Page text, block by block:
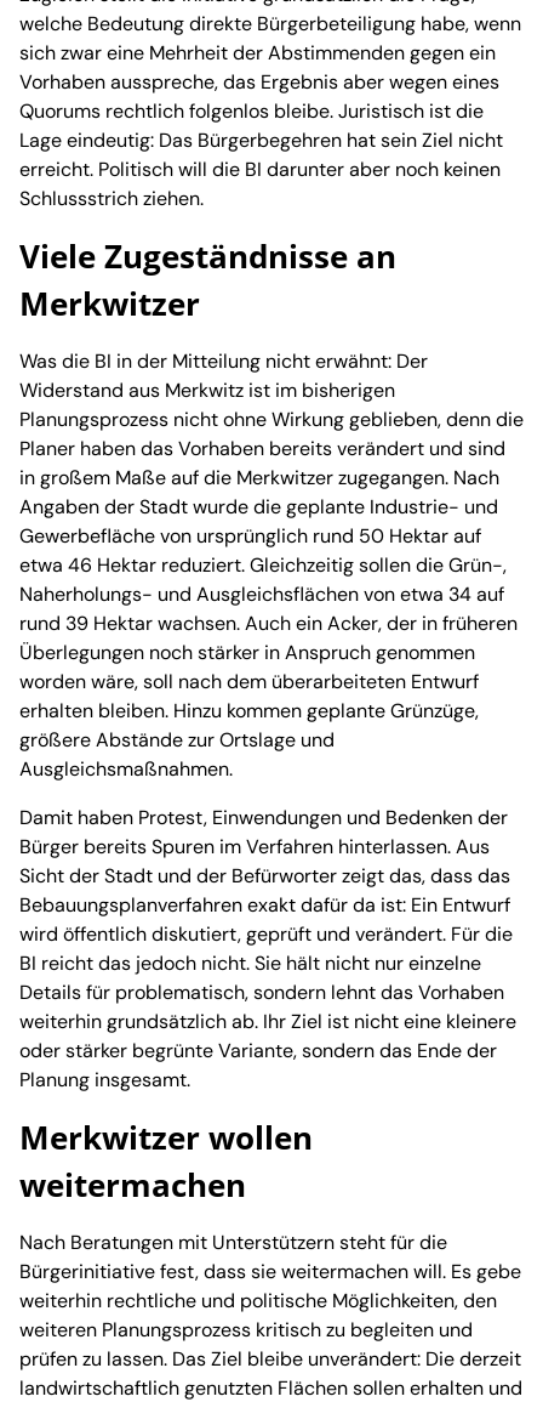
welche Bedeutung direkte Bürgerbeteiligung habe, wenn
sich zwar eine Mehrheit der Abstimmenden gegen ein
Vorhaben ausspreche, das Ergebnis aber wegen eines
Quorums rechtlich folgenlos bleibe. Juristisch ist die
Lage eindeutig: Das Bürgerbegehren hat sein Ziel nicht
erreicht. Politisch will die BI darunter aber noch keinen
Schlussstrich ziehen.
Viele Zugeständnisse an
Merkwitzer
Was die BI in der Mitteilung nicht erwähnt: Der
Widerstand aus Merkwitz ist im bisherigen
Planungsprozess nicht ohne Wirkung geblieben, denn die
Planer haben das Vorhaben bereits verändert und sind
in großem Maße auf die Merkwitzer zugegangen. Nach
Angaben der Stadt wurde die geplante Industrie- und
Gewerbefläche von ursprünglich rund 50 Hektar auf
etwa 46 Hektar reduziert. Gleichzeitig sollen die Grün-,
Naherholungs- und Ausgleichsflächen von etwa 34 auf
rund 39 Hektar wachsen. Auch ein Acker, der in früheren
Überlegungen noch stärker in Anspruch genommen
worden wäre, soll nach dem überarbeiteten Entwurf
erhalten bleiben. Hinzu kommen geplante Grünzüge,
größere Abstände zur Ortslage und
Ausgleichsmaßnahmen.
Damit haben Protest, Einwendungen und Bedenken der
Bürger bereits Spuren im Verfahren hinterlassen. Aus
Sicht der Stadt und der Befürworter zeigt das, dass das
Bebauungsplanverfahren exakt dafür da ist: Ein Entwurf
wird öffentlich diskutiert, geprüft und verändert. Für die
BI reicht das jedoch nicht. Sie hält nicht nur einzelne
Details für problematisch, sondern lehnt das Vorhaben
weiterhin grundsätzlich ab. Ihr Ziel ist nicht eine kleinere
oder stärker begrünte Variante, sondern das Ende der
Planung insgesamt.
Merkwitzer wollen
weitermachen
Nach Beratungen mit Unterstützern steht für die
Bürgerinitiative fest, dass sie weitermachen will. Es gebe
weiterhin rechtliche und politische Möglichkeiten, den
weiteren Planungsprozess kritisch zu begleiten und
prüfen zu lassen. Das Ziel bleibe unverändert: Die derzeit
landwirtschaftlich genutzten Flächen sollen erhalten und